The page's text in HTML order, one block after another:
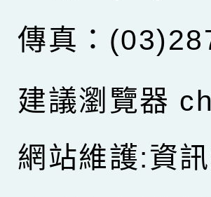
傳真：
建議瀏覽器
網站維護:資訊